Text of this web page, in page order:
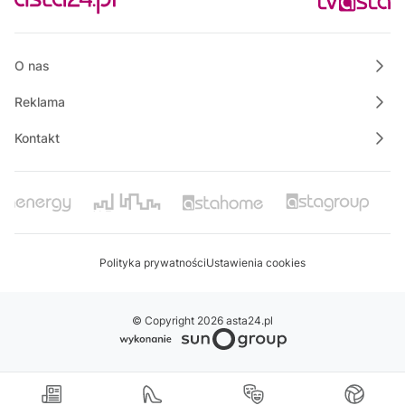
Praktycznie o nieruchomościach
13:50
O nas
Reklama
Kontakt
Polityka prywatnościUstawienia cookies
© Copyright 2026 asta24.pl